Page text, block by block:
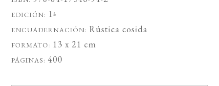
EDICIÓN: 1ª
ENCUADERNACIÓN: Rústica cosida
FORMATO: 13 x 21 cm
PÁGINAS: 400